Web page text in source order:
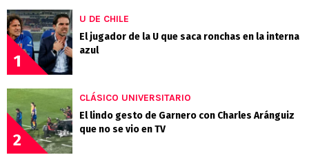
1
U DE CHILE
El jugador de la U que saca ronchas en la interna
azul
2
CLÁSICO UNIVERSITARIO
El lindo gesto de Garnero con Charles Aránguiz
que no se vio en TV